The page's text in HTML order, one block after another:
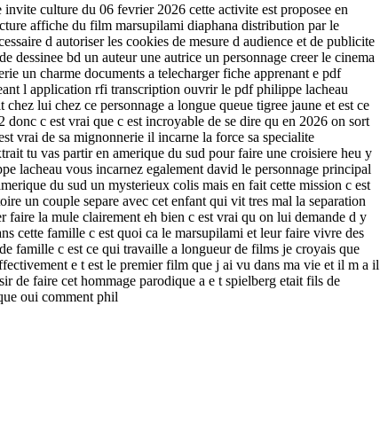
culture du 06 fevrier 2026 cette activite est proposee en
affiche du film marsupilami diaphana distribution par le
d autoriser les cookies de mesure d audience et de publicite
bd un auteur une autrice un personnage creer le cinema
un charme documents a telecharger fiche apprenant e pdf
l application rfi transcription ouvrir le pdf philippe lacheau
lui chez ce personnage a longue queue tigree jaune et est ce
donc c est vrai que c est incroyable de se dire qu en 2026 on sort
vrai de sa mignonnerie il incarne la force sa specialite
tu vas partir en amerique du sud pour faire une croisiere heu y
lacheau vous incarnez egalement david le personnage principal
du sud un mysterieux colis mais en fait cette mission c est
un couple separe avec cet enfant qui vit tres mal la separation
la mule clairement eh bien c est vrai qu on lui demande d y
cette famille c est quoi ca le marsupilami et leur faire vivre des
famille c est ce qui travaille a longueur de films je croyais que
e t est le premier film que j ai vu dans ma vie et il m a il
de faire cet hommage parodique a e t spielberg etait fils de
oui comment phil